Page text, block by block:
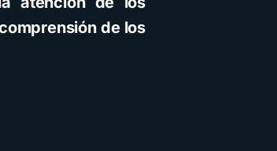
de los